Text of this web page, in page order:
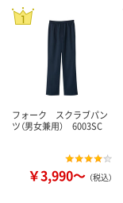
フォーク スクラブパン
ツ（男女兼用） 6003SC
￥3,990～ （税込）